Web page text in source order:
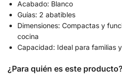
Acabado: Blanco
Guías: 2 abatibles
Dimensiones: Compactas y
cocina
Capacidad: Ideal para familias
¿Para quién es este producto?